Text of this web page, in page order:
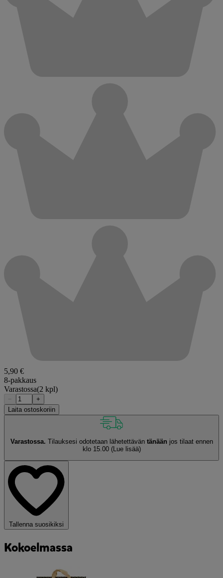
5,90 €
8-pakkaus
Varastossa(2 kpl)
−
+
Laita ostoskoriin
Varastossa. Tilauksesi odotetaan lähetettävän tänään jos tilaat ennen
klo 15.00 (Lue lisää)
Tallenna suosikiksi
Kokoelmassa